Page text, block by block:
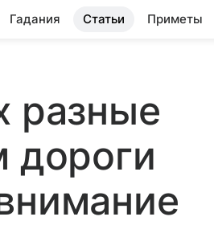
Гадания Статьи Приметы
разные
дороги